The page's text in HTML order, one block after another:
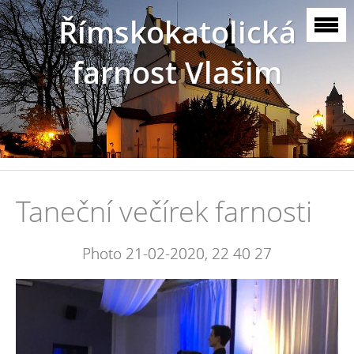
Římskokatolická
farnost Vlašim
Taneční večírek farnosti
Photo 21-02-2020, 22 40 27